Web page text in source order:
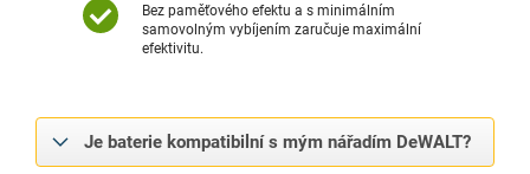
Bez paměťového efektu a s minimálním
samovolným vybíjením zaručuje maximální
efektivitu.
Je baterie kompatibilní s mým nářadím DeWALT?